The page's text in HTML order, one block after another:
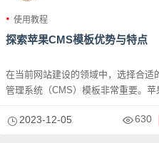
使用教程
探索苹果CMS模板优势与特点
在当前网站建设的领域中，选择合适
管理系统（CMS）模板非常重要。苹
2023-12-05 630